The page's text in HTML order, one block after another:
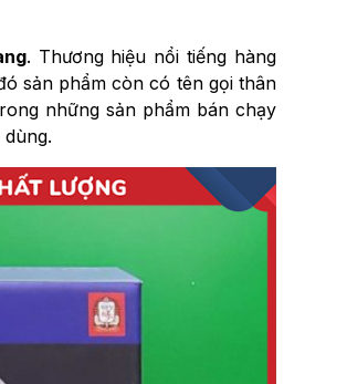
. Thương hiệu nổi tiếng hàng
sản phẩm còn có tên gọi thân
những sản phẩm bán chạy